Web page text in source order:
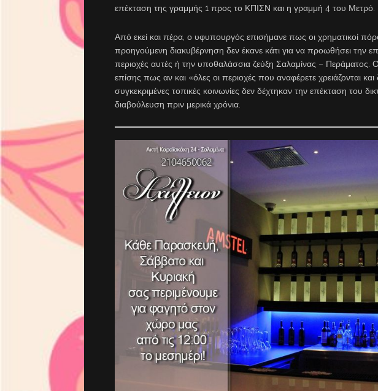
επέκταση της γραμμής 1 προς το ΚΠΙΣΝ και η γραμμή 4 του Μετρό.
Από εκεί και πέρα, ο υφυπουργός επισήμανε πως οι χρηματικοί
προηγούμενη διακυβέρνηση δεν έκανε κάτι για να προωθήσει την
περιοχές αυτές ή την υποθαλάσσια ζεύξη Σαλαμίνας – Περάματος.
επίσης πως αν και «όλες οι περιοχές που αναφέρετε χρειάζονται
συγκεκριμένες τοπικές κοινωνίες δεν δέχτηκαν την επέκταση του
διαβούλευση πριν μερικά χρόνια.